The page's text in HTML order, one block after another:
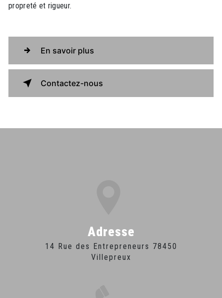
propreté et rigueur.
En savoir plus
Contactez-nous
Adresse
14 Rue des Entrepreneurs 78450
Villepreux